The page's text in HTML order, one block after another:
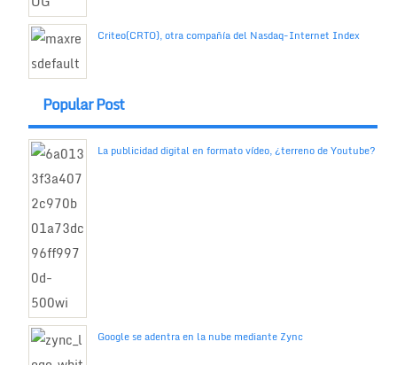
Criteo(CRTO), otra compañía del Nasdaq-Internet Index
Popular Post
La publicidad digital en formato vídeo, ¿terreno de Youtube?
Google se adentra en la nube mediante Zync